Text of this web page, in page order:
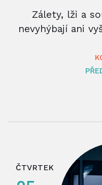
Zálety, lži a
nevyhýbají ani
ČTVRTEK